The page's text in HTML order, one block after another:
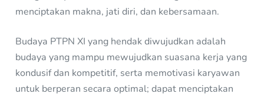
menciptakan makna, jati diri, dan kebersamaan.
Budaya PTPN XI yang hendak diwujudkan adalah
budaya yang mampu mewujudkan suasana kerja yang
kondusif dan kompetitif, serta memotivasi karyawan
untuk berperan secara optimal; dapat menciptakan